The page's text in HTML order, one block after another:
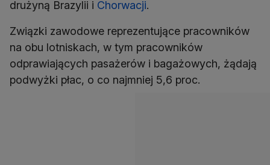
drużyną Brazylii i Chorwacji.
Związki zawodowe reprezentujące pracowników
na obu lotniskach, w tym pracowników
odprawiających pasażerów i bagażowych, żądają
podwyżki płac, o co najmniej 5,6 proc.